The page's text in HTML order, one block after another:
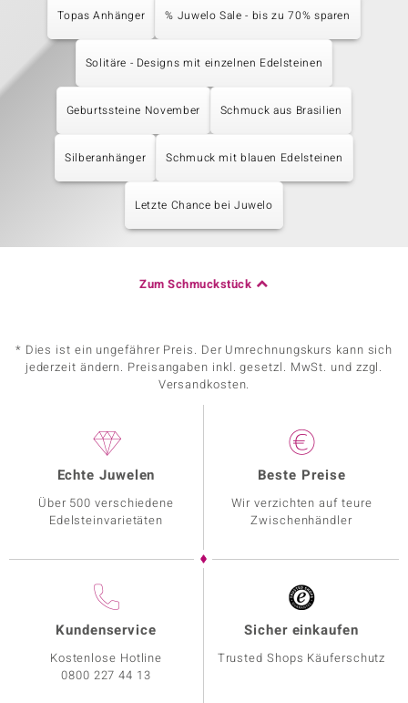
Topas Anhänger % Juwelo Sale - bis zu 70% sparen
Solitäre - Designs mit einzelnen Edelsteinen
Geburtssteine November Schmuck aus Brasilien
Silberanhänger Schmuck mit blauen Edelsteinen
Letzte Chance bei Juwelo
Zum Schmuckstück
* Dies ist ein ungefährer Preis. Der Umrechnungskurs kann sich
jederzeit ändern. Preisangaben inkl. gesetzl. MwSt. und zzgl.
Versandkosten.
Echte Juwelen
Über 500 verschiedene
Edelsteinvarietäten
Beste Preise
Wir verzichten auf teure
Zwischenhändler
Kundenservice
Kostenlose Hotline
0800 227 44 13
Sicher einkaufen
Trusted Shops Käuferschutz